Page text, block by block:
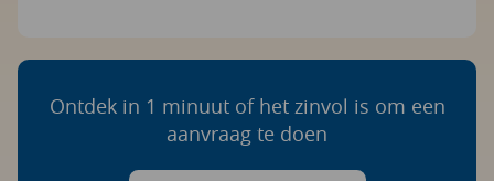
Ontdek in 1 minuut of het zinvol is om een
aanvraag te doen